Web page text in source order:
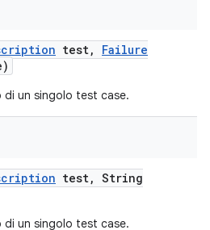
test,
Failure
un singolo test case.
test, String
un singolo test case.